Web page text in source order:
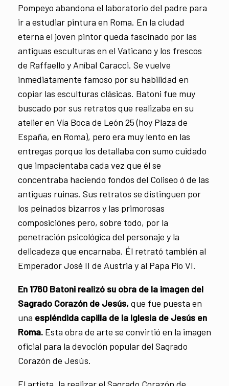
Pompeyo abandona el laboratorio del padre para
ir a estudiar pintura en Roma. En la ciudad
eterna el joven pintor queda fascinado por las
antiguas esculturas en el Vaticano y los frescos
de Raffaello y Aníbal Caracci. Se vuelve
inmediatamente famoso por su habilidad en
copiar las esculturas clásicas. Batoni fue muy
buscado por sus retratos que realizaba en su
atelier en Vía Boca de León 25 (hoy Plaza de
España, en Roma), pero era muy lento en las
entregas porque los detallaba con sumo cuidado
que impacientaba cada vez que él se
concentraba haciendo fondos del Coliseo ó de las
antiguas ruinas. Sus retratos se distinguen por
los peinados bizarros y las primorosas
composiciónes pero, sobre todo, por la
penetración psicológica del personaje y la
delicadeza que encarnaba. Él retrató también al
Emperador José II de Austria y al Papa Pío VI.
En 1760 Batoni realizó su obra de la imagen del
Sagrado Corazón de Jesús, que fue puesta en
una espléndida capilla de la Iglesia de Jesús en
Roma. Esta obra de arte se convirtió en la imagen
oficial para la devoción popular del Sagrado
Corazón de Jesús.